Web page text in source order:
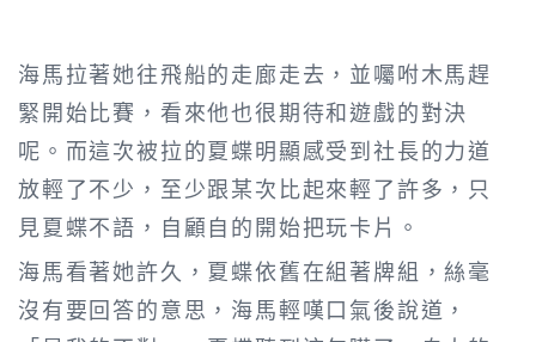
海馬拉著她往飛船的走廊走去，並囑咐木馬趕
緊開始比賽，看來他也很期待和遊戲的對決
呢。而這次被拉的夏蝶明顯感受到社長的力道
放輕了不少，至少跟某次比起來輕了許多，只
見夏蝶不語，自顧自的開始把玩卡片。
海馬看著她許久，夏蝶依舊在組著牌組，絲毫
沒有要回答的意思，海馬輕嘆口氣後說道，